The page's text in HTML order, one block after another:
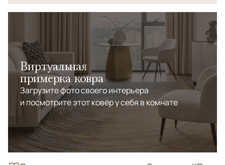
Виртуальная
примерка ковра
Загрузите фото своего интерьера
и посмотрите этот ковёр у себя в комнате